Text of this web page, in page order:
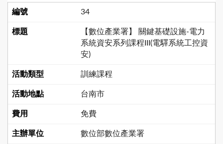
34
【數位產業署】 關鍵基礎設施-電力
系統資安系列課程III(電驛系統工控資
安)​
訓練課程
台南市
免費
數位部數位產業署